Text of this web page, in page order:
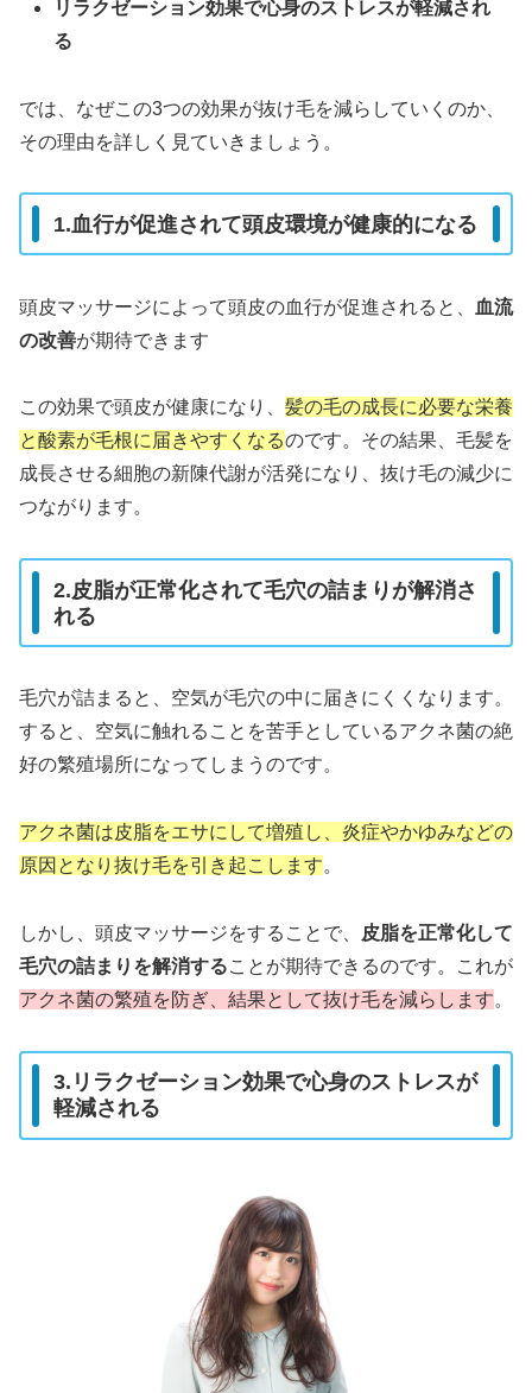
リラクゼーション効果で心身のストレスが軽減され
る
では、なぜこの3つの効果が抜け毛を減らしていくのか、
その理由を詳しく見ていきましょう。
1.血行が促進されて頭皮環境が健康的になる
頭皮マッサージによって頭皮の血行が促進されると、
血流
の改善が期待できます
この効果で頭皮が健康になり、 髪の毛の成長に必要な栄養
と酸素が毛根に届きやすくなるのです。 その結果、毛髪を
成長させる細胞の新陳代謝が活発になり、抜け毛の減少に
つながります。
2.皮脂が正常化されて毛穴の詰まりが解消さ
れる
毛穴が詰まると、空気が毛穴の中に届きにくくなります。
すると、空気に触れることを苦手としているアクネ菌の絶
好の繁殖場所になってしまうのです。
アクネ菌は皮脂をエサにして増殖し、炎症やかゆみなどの
原因となり 抜け毛を引き起こします。
しかし、頭皮マッサージをすることで、
皮脂を正常化して
毛穴の詰まりを解消することが期待できるのです。
これが
アクネ菌の繁殖を防ぎ、結果として抜け毛を減らします。
3.リラクゼーション効果で心身のストレスが
軽減される